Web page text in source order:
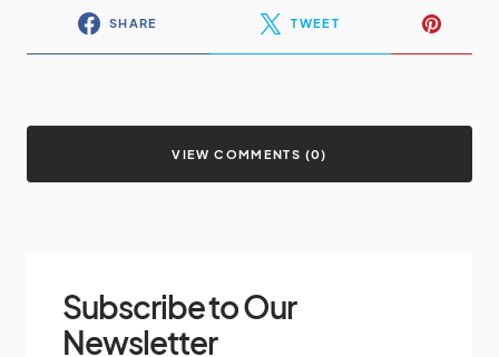
SHARE TWEET
VIEW COMMENTS (0)
Subscribe to Our
Newsletter